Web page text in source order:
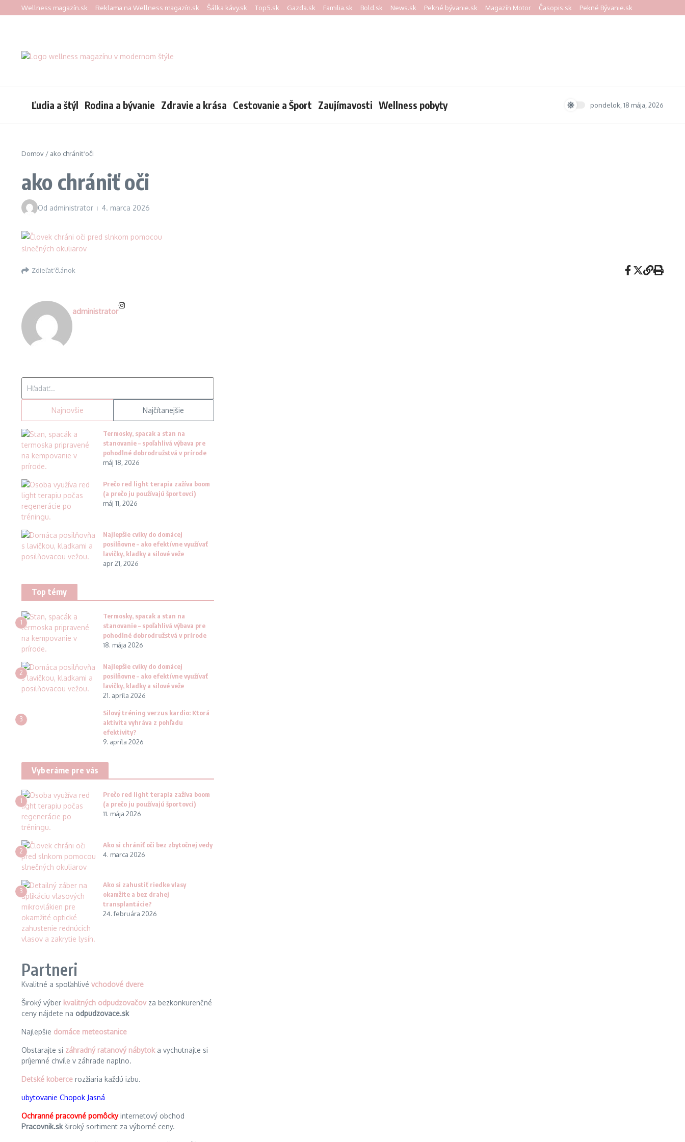
Preskočiť na obsah
Wellness magazín.sk Reklama na Wellness magazín.sk Šálka kávy.sk Top5.sk Gazda.sk Familia.sk Bold.sk News.sk Pekné bývanie.sk Magazín Motor Časopis.sk Pekné Bývanie.sk
Ľudia a štýl Rodina a bývanie Zdravie a krása Cestovanie a Šport Zaujímavosti Wellness pobyty pondelok, 18 mája, 2026
Domov / ako chrániť oči
ako chrániť oči
Od administrator 4. marca 2026
Zdieľať článok
administrator
Najnovšie Najčítanejšie
Termosky, spacak a stan na
stanovanie – spoľahlivá výbava pre
pohodlné dobrodružstvá v prírode
máj 18, 2026
Prečo red light terapia zažíva boom
(a prečo ju používajú športovci)
máj 11, 2026
Najlepšie cviky do domácej
posilňovne – ako efektívne využívať
lavičky, kladky a silové veže
apr 21, 2026
Top témy
1
Termosky, spacak a stan na
stanovanie – spoľahlivá výbava pre
pohodlné dobrodružstvá v prírode
18. mája 2026
2
Najlepšie cviky do domácej
posilňovne – ako efektívne využívať
lavičky, kladky a silové veže
21. apríla 2026
3
Silový tréning verzus kardio: Ktorá
aktivita vyhráva z pohľadu
efektivity?
9. apríla 2026
Vyberáme pre vás
1
Prečo red light terapia zažíva boom
(a prečo ju používajú športovci)
11. mája 2026
2
Ako si chrániť oči bez zbytočnej vedy
4. marca 2026
3
Ako si zahustiť riedke vlasy
okamžite a bez drahej
transplantácie?
24. februára 2026
Partneri
Kvalitné a spoľahlivé vchodové dvere
Široký výber kvalitných odpudzovačovza bezkonkurenčné
ceny nájdete na odpudzovace.sk
Najlepšie domáce meteostanice
Obstarajte si záhradný ratanový nábytok a vychutnajte si
príjemné chvíle v záhrade naplno.
Detské koberce rozžiaria každú izbu.
ubytovanie Chopok Jasná
Ochranné pracovné pomôckyinternetový obchod
Pracovnik.skširoký sortiment za výborné ceny.